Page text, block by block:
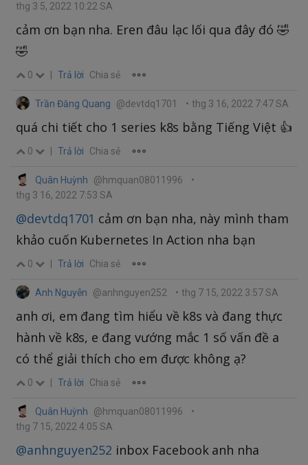
thg 3 5, 2022 10:22 SA
cảm ơn bạn nha. Eren đâu lạc lối qua đây đó 🤣
🤣
0 Trả lời Chia sẻ
Trần Đăng Quang @devtdq1701 • thg 3 16, 2022 7:47 SA
quá chi tiết cho 1 series k8s bằng Tiếng Việt 👍️
0 Trả lời Chia sẻ
Quân Huỳnh @hmquan08011996
•
thg 3 16, 2022 7:53 SA
@devtdq1701 cảm ơn bạn nha, này mình tham
khảo cuốn Kubernetes In Action nha bạn
0 Trả lời Chia sẻ
Anh Nguyễn @anhnguyen252 • thg 7 15, 2022 3:57 SA
anh ơi, em đang tìm hiểu về k8s và đang thực
hành về k8s, e đang vướng mắc 1 số vấn đề a
có thể giải thích cho em được không ạ?
0 Trả lời Chia sẻ
Quân Huỳnh @hmquan08011996
•
thg 7 15, 2022 4:05 SA
@anhnguyen252 inbox Facebook anh nha